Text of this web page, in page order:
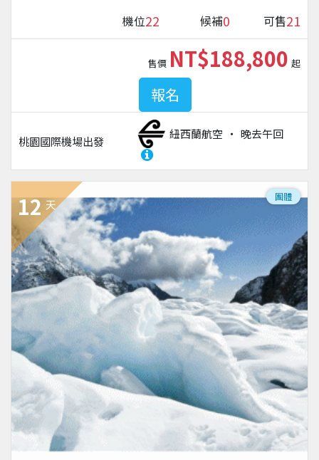
機位22 候補0 可售21
桃園國際機場出發
紐西蘭航空 晚去午回
售價 NT$188,800 起
報名
12 天
團體